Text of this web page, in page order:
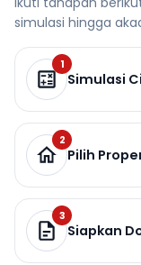
simulasi hingga
1
Simulasi
2
Pilih
3
Siapkan